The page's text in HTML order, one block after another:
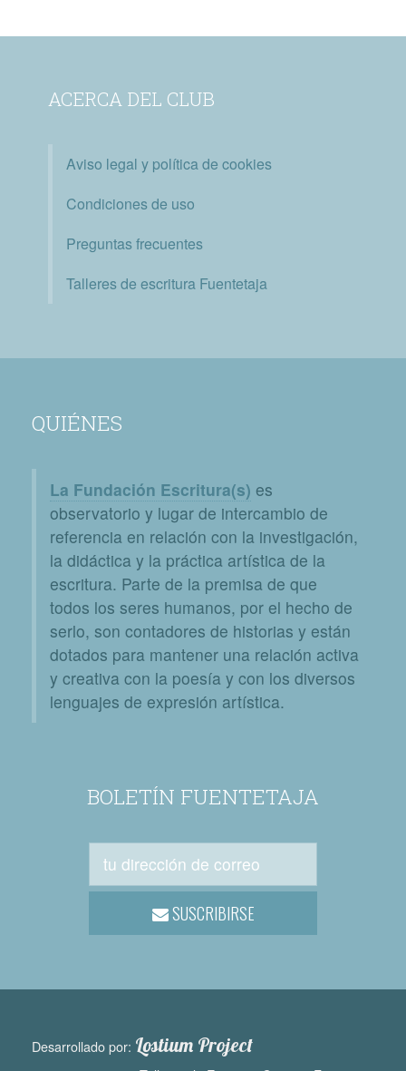
ACERCA DEL CLUB
Aviso legal y política de cookies
Condiciones de uso
Preguntas frecuentes
Talleres de escritura Fuentetaja
QUIÉNES
La Fundación Escritura(s) es
observatorio y lugar de intercambio de
referencia en relación con la investigación,
la didáctica y la práctica artística de la
escritura. Parte de la premisa de que
todos los seres humanos, por el hecho de
serlo, son contadores de historias y están
dotados para mantener una relación activa
y creativa con la poesía y con los diversos
lenguajes de expresión artística.
BOLETÍN FUENTETAJA
SUSCRIBIRSE
Desarrollado por: Lostium Project